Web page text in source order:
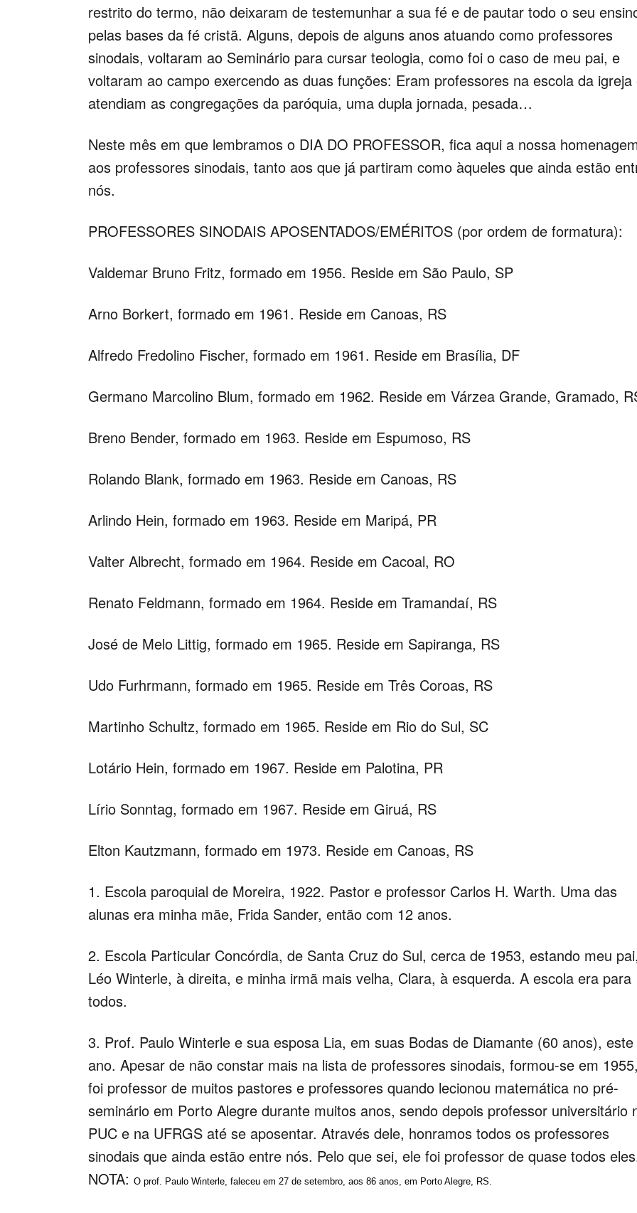
restrito do termo, não deixaram de testemunhar a sua fé e de pautar todo o seu
pelas bases da fé cristã. Alguns, depois de alguns anos atuando como professores
sinodais, voltaram ao Seminário para cursar teologia, como foi o caso de meu pai, e
voltaram ao campo exercendo as duas funções: Eram professores na escola da igreja
atendiam as congregações da paróquia, uma dupla jornada, pesada…
Neste mês em que lembramos o DIA DO PROFESSOR, fica aqui a nossa
aos professores sinodais, tanto aos que já partiram como àqueles que ainda estão
nós.
PROFESSORES SINODAIS APOSENTADOS/EMÉRITOS (por ordem de formatura):
Valdemar Bruno Fritz, formado em 1956. Reside em São Paulo, SP
Arno Borkert, formado em 1961. Reside em Canoas, RS
Alfredo Fredolino Fischer, formado em 1961. Reside em Brasília, DF
Germano Marcolino Blum, formado em 1962. Reside em Várzea Grande, Gramado,
Breno Bender, formado em 1963. Reside em Espumoso, RS
Rolando Blank, formado em 1963. Reside em Canoas, RS
Arlindo Hein, formado em 1963. Reside em Maripá, PR
Valter Albrecht, formado em 1964. Reside em Cacoal, RO
Renato Feldmann, formado em 1964. Reside em Tramandaí, RS
José de Melo Littig, formado em 1965. Reside em Sapiranga, RS
Udo Furhrmann, formado em 1965. Reside em Três Coroas, RS
Martinho Schultz, formado em 1965. Reside em Rio do Sul, SC
Lotário Hein, formado em 1967. Reside em Palotina, PR
Lírio Sonntag, formado em 1967. Reside em Giruá, RS
Elton Kautzmann, formado em 1973. Reside em Canoas, RS
1. Escola paroquial de Moreira, 1922. Pastor e professor Carlos H. Warth. Uma das
alunas era minha mãe, Frida Sander, então com 12 anos.
2. Escola Particular Concórdia, de Santa Cruz do Sul, cerca de 1953, estando meu
Léo Winterle, à direita, e minha irmã mais velha, Clara, à esquerda. A escola era para
todos.
3. Prof. Paulo Winterle e sua esposa Lia, em suas Bodas de Diamante (60 anos), este
ano. Apesar de não constar mais na lista de professores sinodais, formou-se em
foi professor de muitos pastores e professores quando lecionou matemática no pré-
seminário em Porto Alegre durante muitos anos, sendo depois professor universitário
PUC e na UFRGS até se aposentar. Através dele, honramos todos os professores
sinodais que ainda estão entre nós. Pelo que sei, ele foi professor de quase todos
NOTA: O prof. Paulo Winterle, faleceu em 27 de setembro, aos 86 anos, em Porto Alegre, RS.